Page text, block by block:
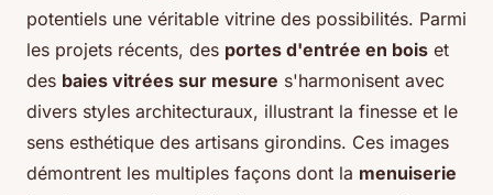
potentiels une véritable vitrine des possibilités. Parmi
les projets récents, des portes d'entrée en bois et
des baies vitrées sur mesure s'harmonisent avec
divers styles architecturaux, illustrant la finesse et le
sens esthétique des artisans girondins. Ces images
démontrent les multiples façons dont la menuiserie